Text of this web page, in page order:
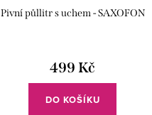
Pivní půllitr s uchem - SAXOFON
499 Kč
DO KOŠÍKU